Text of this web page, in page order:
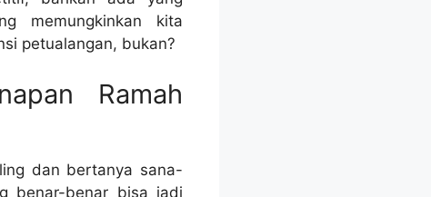
memungkinkan kita
petualangan, bukan?
Ramah
dan bertanya sana-
benar-benar bisa jadi